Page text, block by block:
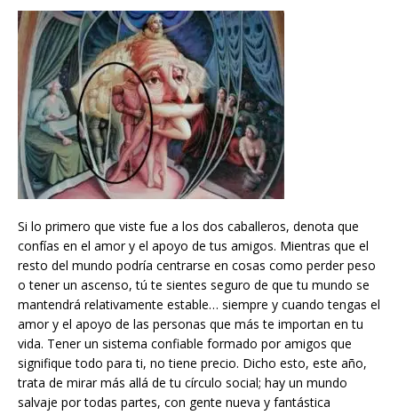
Si lo primero que viste fue a los dos caballeros, denota que
confías en el amor y el apoyo de tus amigos. Mientras que el
resto del mundo podría centrarse en cosas como perder peso
o tener un ascenso, tú te sientes seguro de que tu mundo se
mantendrá relativamente estable… siempre y cuando tengas el
amor y el apoyo de las personas que más te importan en tu
vida. Tener un sistema confiable formado por amigos que
signifique todo para ti, no tiene precio. Dicho esto, este año,
trata de mirar más allá de tu círculo social; hay un mundo
salvaje por todas partes, con gente nueva y fantástica